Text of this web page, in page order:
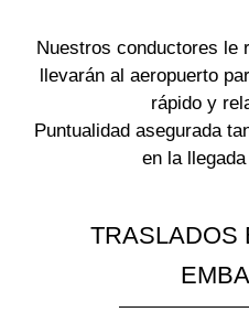
Nuestros conductores le
llevarán al aeropuerto
rápido y
Puntualidad asegurada
en la
TRASLADOS